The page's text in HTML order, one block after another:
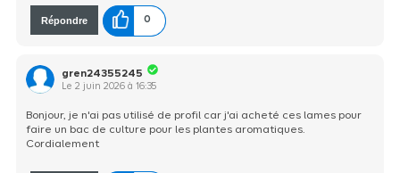
Répondre 0
gren24355245
Le2 juin 2026 à16:35
Bonjour, je n'ai pas utilisé de profil car j'ai acheté ces lames pour
faire un bac de culture pour les plantes aromatiques.
Cordialement